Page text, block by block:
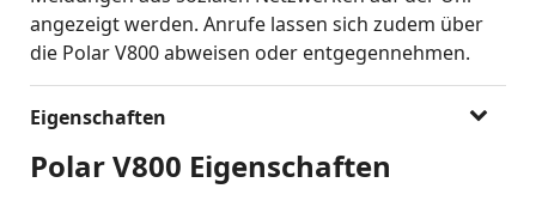
angezeigt werden. Anrufe lassen sich zudem über
die Polar V800 abweisen oder entgegennehmen.
Eigenschaften
Polar V800 Eigenschaften